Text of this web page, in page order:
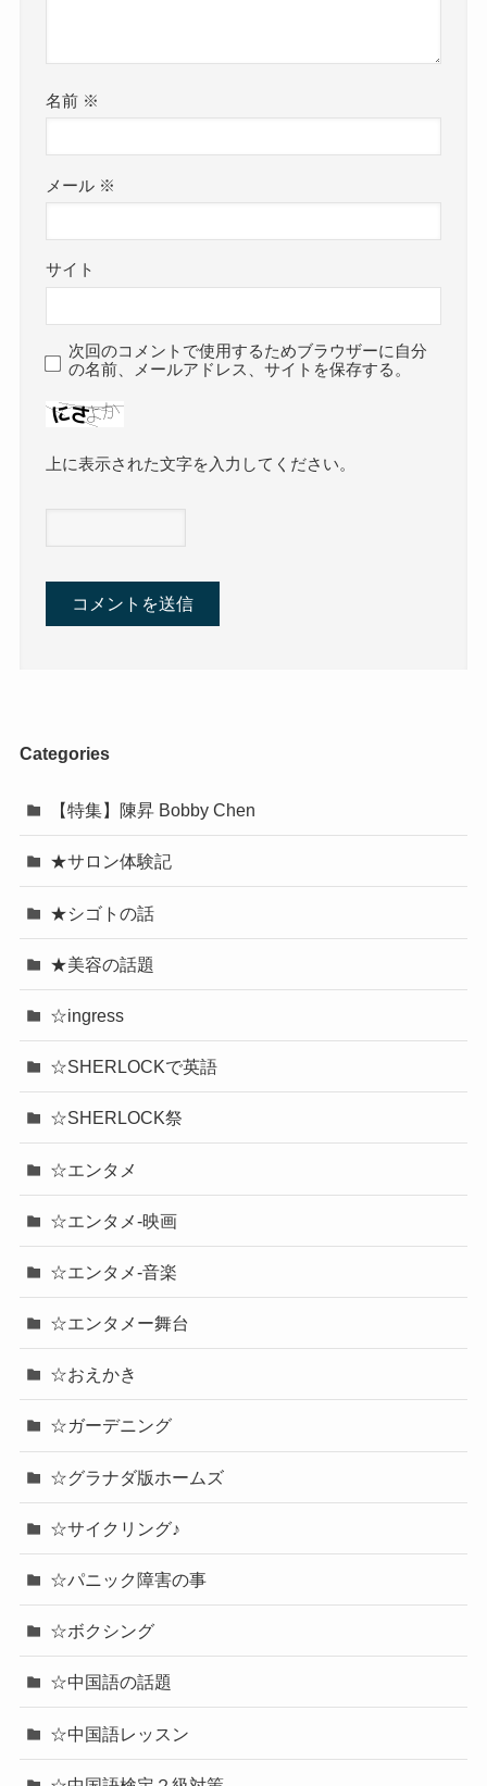
名前 ※
メール ※
サイト
次回のコメントで使用するためブラウザーに自分
の名前、メールアドレス、サイトを保存する。
上に表示された文字を入力してください。
Categories
【特集】陳昇 Bobby Chen
★サロン体験記
★シゴトの話
★美容の話題
☆ingress
☆SHERLOCKで英語
☆SHERLOCK祭
☆エンタメ
☆エンタメ-映画
☆エンタメ-音楽
☆エンタメー舞台
☆おえかき
☆ガーデニング
☆グラナダ版ホームズ
☆サイクリング♪
☆パニック障害の事
☆ボクシング
☆中国語の話題
☆中国語レッスン